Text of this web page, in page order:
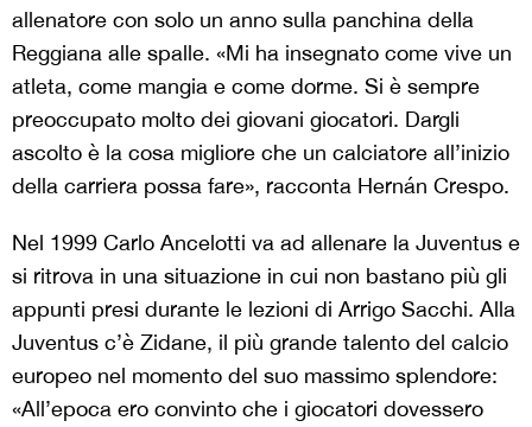
allenatore con solo un anno sulla panchina della
Reggiana alle spalle. «Mi ha insegnato come vive un
atleta, come mangia e come dorme. Si è sempre
preoccupato molto dei giovani giocatori. Dargli
ascolto è la cosa migliore che un calciatore all’inizio
della carriera possa fare», racconta Hernán Crespo.
Nel 1999 Carlo Ancelotti va ad allenare la Juventus e
si ritrova in una situazione in cui non bastano più gli
appunti presi durante le lezioni di Arrigo Sacchi. Alla
Juventus c’è Zidane, il più grande talento del calcio
europeo nel momento del suo massimo splendore:
«All’epoca ero convinto che i giocatori dovessero